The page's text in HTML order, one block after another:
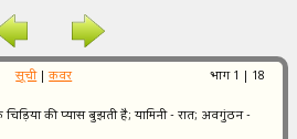
सूची|कवर
भाग 1 | 18
चिड़िया की प्यास बुझती है; यामिनी - रात; अवगुंठन -